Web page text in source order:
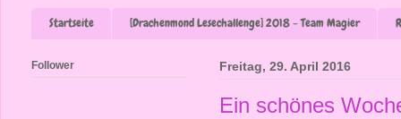
Startseite [Drachenmond Lesechallenge] 2018 - Team Magier
Freitag, 29. April 2016
Ein schönes
Follower